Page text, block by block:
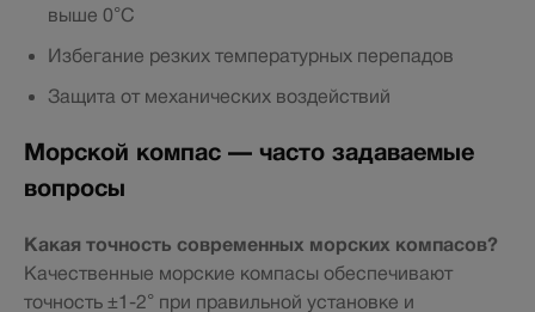
выше 0°С
Избегание резких температурных перепадов
Защита от механических воздействий
Морской компас — часто задаваемые
вопросы
Какая точность современных морских компасов?
Качественные морские компасы обеспечивают
точность ±1-2° при правильной установке и